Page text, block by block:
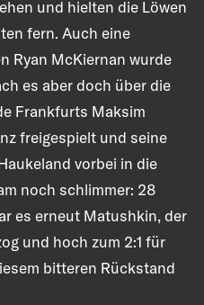
und hielten die Löwen
fern. Auch eine
Ryan McKiernan wurde
es aber doch über die
Frankfurts Maksim
freigespielt und seine
vorbei in die
noch schlimmer: 28
es erneut Matushkin, der
und hoch zum 2:1 für
bitteren Rückstand